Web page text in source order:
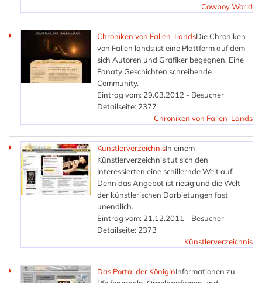
Cowboy World
Chroniken von Fallen-LandsDie Chroniken
von Fallen lands ist eine Plattform auf dem
sich Autoren und Grafiker begegnen. Eine
Fanaty Geschichten schreibende
Community.
Eintrag vom: 29.03.2012 - Besucher
Detailseite: 2377
Chroniken von Fallen-Lands
KünstlerverzeichnisIn einem
Künstlerverzeichnis tut sich den
Interessierten eine schillernde Welt auf.
Denn das Angebot ist riesig und die Welt
der künstlerischen Darbietungen fast
unendlich.
Eintrag vom: 21.12.2011 - Besucher
Detailseite: 2373
Künstlerverzeichnis
Das Portal der KöniginInformationen zu